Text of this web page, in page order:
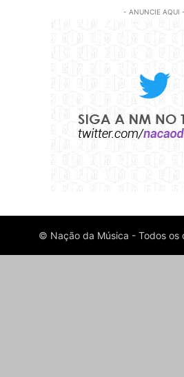
- ANUNCIE AQUI -
© Nação da Música - Todos os